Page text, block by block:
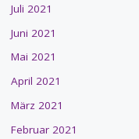
Juli 2021
Juni 2021
Mai 2021
April 2021
März 2021
Februar 2021